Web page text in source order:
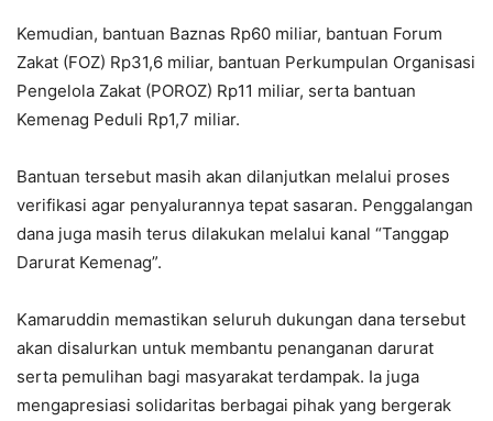
Kemudian, bantuan Baznas Rp60 miliar, bantuan Forum
Zakat (FOZ) Rp31,6 miliar, bantuan Perkumpulan Organisasi
Pengelola Zakat (POROZ) Rp11 miliar, serta bantuan
Kemenag Peduli Rp1,7 miliar.
Bantuan tersebut masih akan dilanjutkan melalui proses
verifikasi agar penyalurannya tepat sasaran. Penggalangan
dana juga masih terus dilakukan melalui kanal “Tanggap
Darurat Kemenag”.
Kamaruddin memastikan seluruh dukungan dana tersebut
akan disalurkan untuk membantu penanganan darurat
serta pemulihan bagi masyarakat terdampak. Ia juga
mengapresiasi solidaritas berbagai pihak yang bergerak